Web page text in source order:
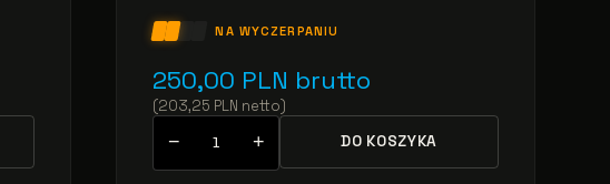
NA WYCZERPANIU
250,00 PLN brutto
(203,25 PLN netto)
− + DO KOSZYKA